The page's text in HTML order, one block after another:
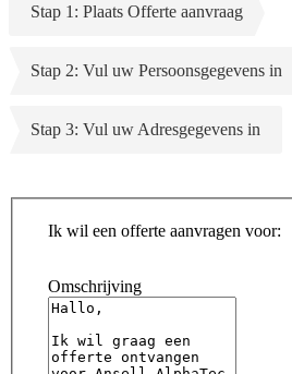
Stap 1: Plaats Offerte aanvraag
Stap 2: Vul uw Persoonsgegevens in
Stap 3: Vul uw Adresgegevens in
Ik wil een offerte aanvragen voor:
Omschrijving